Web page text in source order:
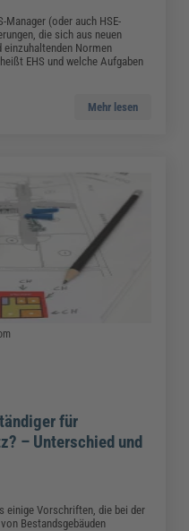
Manager (oder auch HSE-
die sich aus neuen
einzuhaltenden Normen
EHS und welche Aufgaben
Mehr lesen
für
– Unterschied und
einige Vorschriften, die bei der
Bestandsgebäuden